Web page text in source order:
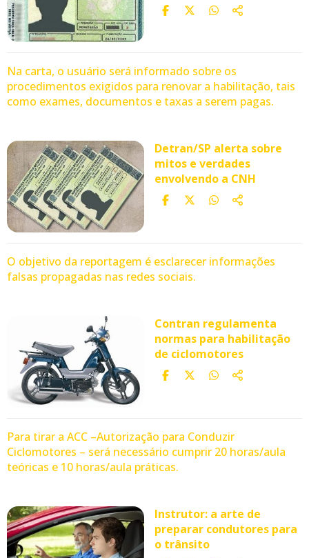
Na carta, o usuário será informado sobre os
procedimentos exigidos para renovar a habilitação, tais
como exames, documentos e taxas a serem pagas.
Detran/SP alerta sobre
mitos e verdades
envolvendo a CNH
O objetivo da reportagem é esclarecer informações
falsas propagadas nas redes sociais.
Contran regulamenta
normas para habilitação
de ciclomotores
Para tirar a ACC –Autorização para Conduzir
Ciclomotores – será necessário cumprir 20 horas/aula
teóricas e 10 horas/aula práticas.
Instrutor: a arte de
preparar condutores para
o trânsito